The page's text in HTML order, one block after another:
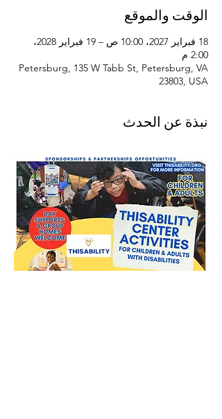
الوقت والموقع
18 فبراير 2027، 10:00 ص – 19 فبراير 2028،
2:00 م
Petersburg, 135 W Tabb St, Petersburg, VA
23803, USA
نبذة عن الحدث